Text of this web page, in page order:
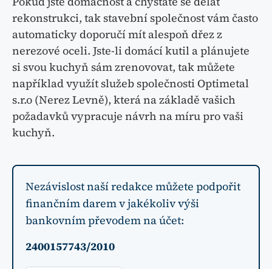
rekonstrukci, tak stavební společnost vám často
automaticky doporučí mít alespoň dřez z
nerezové oceli. Jste-li domácí kutil a plánujete
si svou kuchyň sám zrenovovat, tak můžete
například využít služeb společnosti Optimetal
s.r.o (Nerez Levně), která na základě vašich
požadavků vypracuje návrh na míru pro vaši
kuchyň.
Nezávislost naší redakce můžete podpořit
finančním darem v jakékoliv výši
bankovním převodem na účet:
2400157743/2010